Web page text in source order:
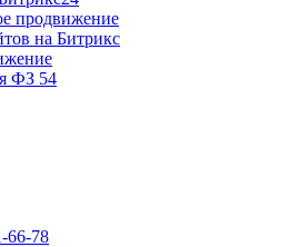
продвижение
на Битрикс
ФЗ 54
66-78